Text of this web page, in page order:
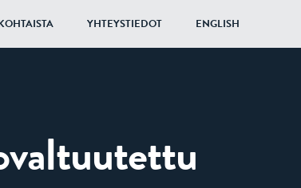
YHTEYSTIEDOT ENGLISH